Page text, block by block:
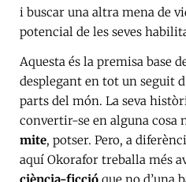
i buscar una altra mena de
potencial de les seves
Aquesta és la premisa base
desplegant en tot un seguit
parts del món. La seva
convertir-se en alguna cosa
mite, potser. Pero, a
aquí Okorafor treballa més